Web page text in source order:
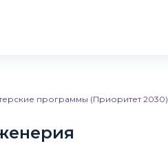
программы (Приоритет 2030)